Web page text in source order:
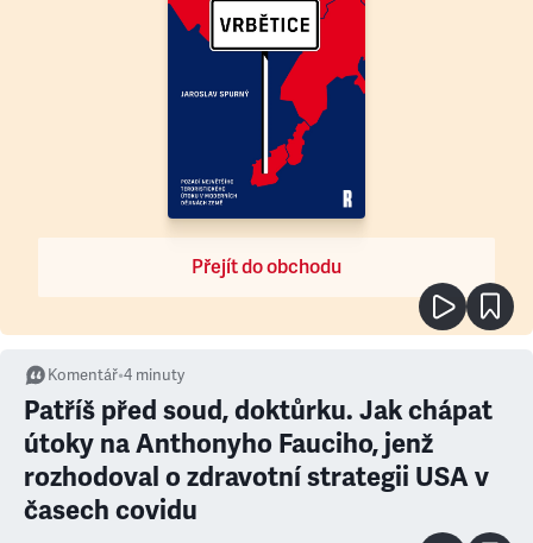
Přejít do obchodu
Komentář•4 minuty
Patříš před soud, doktůrku. Jak chápat
útoky na Anthonyho Fauciho, jenž
rozhodoval o zdravotní strategii USA v
časech covidu